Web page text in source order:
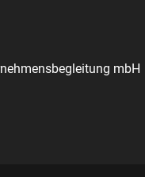
mbH